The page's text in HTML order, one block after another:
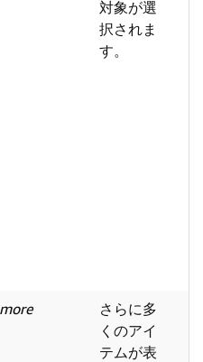
対象が選
択されま
す。
さらに多
くのアイ
テムが表